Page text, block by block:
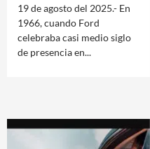
19 de agosto del 2025.- En
1966, cuando Ford
celebraba casi medio siglo
de presencia en...